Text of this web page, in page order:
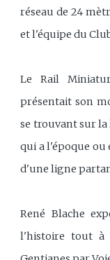
réseau de 24
et l'équipe du
Le Rail
présentait son
se trouvant sur la
qui a l'époque ou
d'une ligne
René Blache
l'histoire tout à